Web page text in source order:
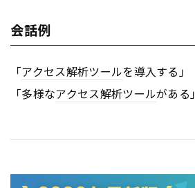
会話例
「アクセス解析ツールを導入する」
「多様なアクセス解析ツールがある」